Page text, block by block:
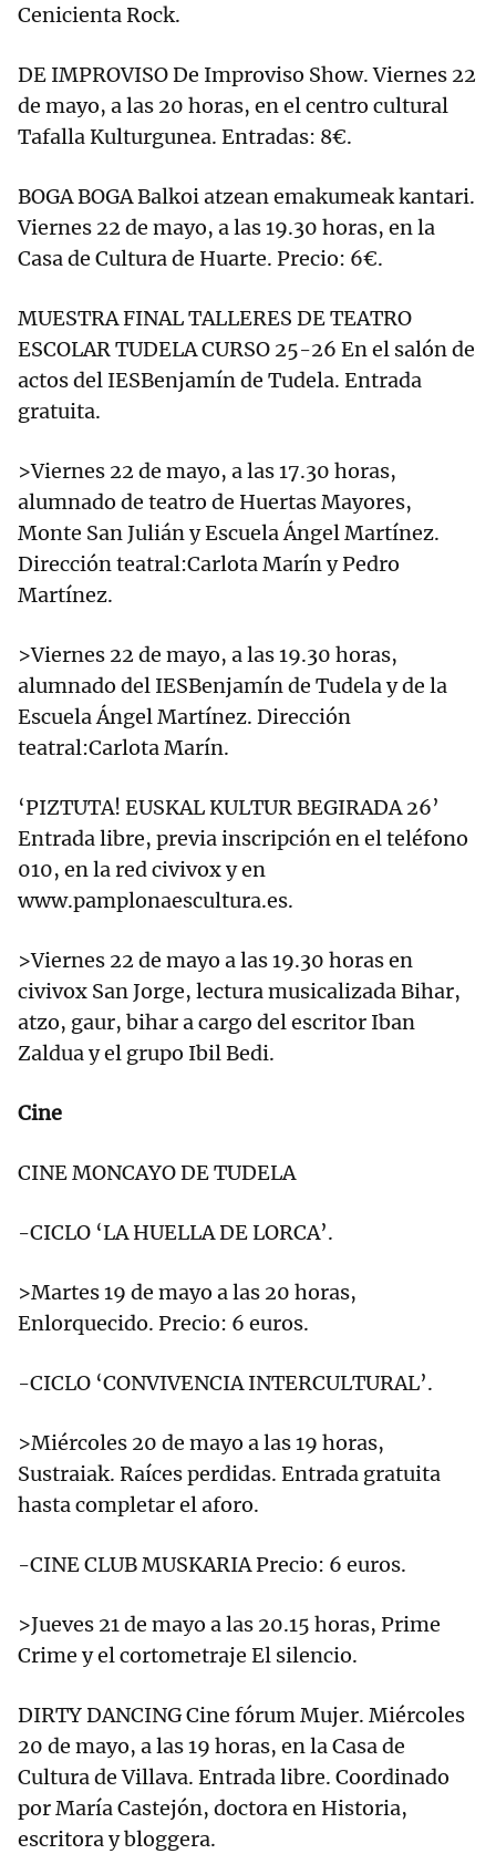
Cenicienta Rock.
DE IMPROVISO De Improviso Show. Viernes 22
de mayo, a las 20 horas, en el centro cultural
Tafalla Kulturgunea. Entradas: 8€.
BOGA BOGA Balkoi atzean emakumeak kantari.
Viernes 22 de mayo, a las 19.30 horas, en la
Casa de Cultura de Huarte. Precio: 6€.
MUESTRA FINAL TALLERES DE TEATRO
ESCOLAR TUDELA CURSO 25-26 En el salón de
actos del IESBenjamín de Tudela. Entrada
gratuita.
>Viernes 22 de mayo, a las 17.30 horas,
alumnado de teatro de Huertas Mayores,
Monte San Julián y Escuela Ángel Martínez.
Dirección teatral:Carlota Marín y Pedro
Martínez.
>Viernes 22 de mayo, a las 19.30 horas,
alumnado del IESBenjamín de Tudela y de la
Escuela Ángel Martínez. Dirección
teatral:Carlota Marín.
‘PIZTUTA! EUSKAL KULTUR BEGIRADA 26’
Entrada libre, previa inscripción en el teléfono
010, en la red civivox y en
www.pamplonaescultura.es.
>Viernes 22 de mayo a las 19.30 horas en
civivox San Jorge, lectura musicalizada Bihar,
atzo, gaur, bihar a cargo del escritor Iban
Zaldua y el grupo Ibil Bedi.
Cine
CINE MONCAYO DE TUDELA
-CICLO ‘LA HUELLA DE LORCA’.
>Martes 19 de mayo a las 20 horas,
Enlorquecido. Precio: 6 euros.
-CICLO ‘CONVIVENCIA INTERCULTURAL’.
>Miércoles 20 de mayo a las 19 horas,
Sustraiak. Raíces perdidas. Entrada gratuita
hasta completar el aforo.
-CINE CLUB MUSKARIA Precio: 6 euros.
>Jueves 21 de mayo a las 20.15 horas, Prime
Crime y el cortometraje El silencio.
DIRTY DANCING Cine fórum Mujer. Miércoles
20 de mayo, a las 19 horas, en la Casa de
Cultura de Villava. Entrada libre. Coordinado
por María Castejón, doctora en Historia,
escritora y bloggera.